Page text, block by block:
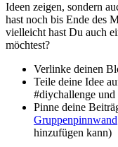
Ideen zeigen, sondern
hast noch bis Ende des
vielleicht hast Du auch
möchtest?
Verlinke deinen
Teile deine Idee
#diychallenge und
Pinne deine
Gruppenpinnwand
hinzufügen kann)